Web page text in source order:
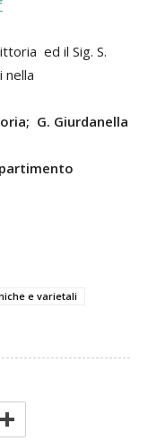
ed il Sig. S.
nella
G. Giurdanella
e varietali